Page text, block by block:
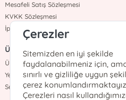
Mesafeli Satış Sözleşmesi
KVKK Sözleşmesi
İptal İade
ÜYELİK
Üye Girişi
Yeni Üyelik
Sepetim
Çerezler
Sitemizden en iyi şekilde
faydalanabilmeniz için,
sınırlı ve gizliliğe uygun
çerez
Çerezleri nasıl